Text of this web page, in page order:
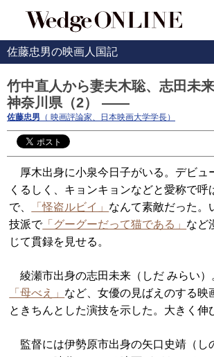
佐藤忠男の映画人国記
竹中直人から妻夫木聡、志田未
神奈川県（2） ――
佐藤忠男 （ 映画評論家、日本映画大学学長）
厚木出身に小泉今日子がいる。デビュ
くるしく、キョンキョンなどと愛称で呼
で、
「怪盗ルビイ」 なんて素敵だった。
技派で「グーグーだって猫である」 など
じて貫録を見せる。
綾瀬市出身の志田未来（しだ みらい）
「母べえ」 など、女優の見ばえのする映
ときちんとした演技を示した。大きく伸
監督には伊勢原市出身の矢口史靖（し